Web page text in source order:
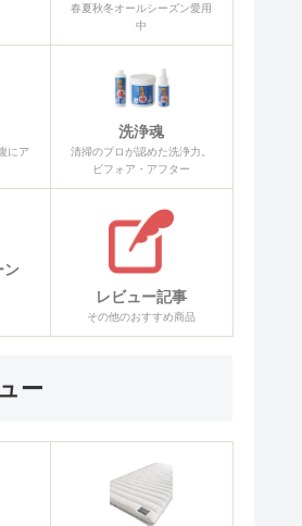
春夏秋冬オールシーズン愛用
中
にア
洗浄魂
清掃のプロが認めた洗浄力。
ビフォア・アフター
ン
レビュー記事
その他のおすすめ商品
ー